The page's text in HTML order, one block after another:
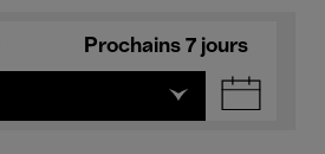
Prochains 7 jours